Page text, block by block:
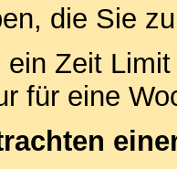
die Sie
Zeit
für eine